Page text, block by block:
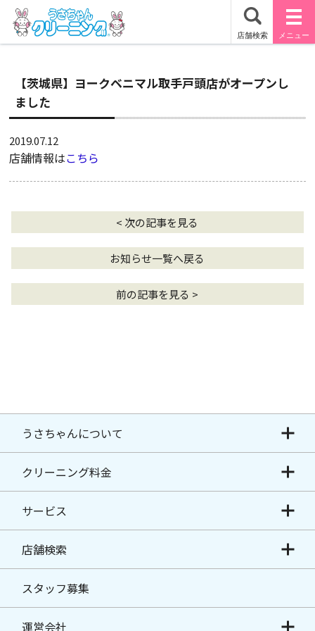
【茨城県】ヨークベニマル取手戸頭店がオープンし
ました
2019.07.12
店舗情報はこちら
< 次の記事を見る
お知らせ一覧へ戻る
前の記事を見る >
うさちゃんについて
クリーニング料金
サービス
店舗検索
スタッフ募集
運営会社